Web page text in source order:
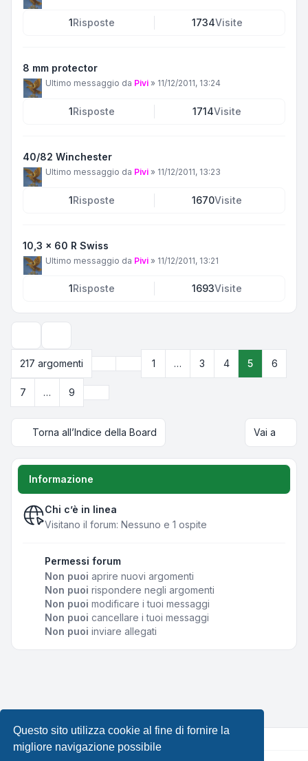
Questo sito utilizza cookie al fine di fornire la
migliore navigazione possibile
1Risposte 1734Visite
8 mm protector
Ultimo messaggio da Pivi » 11/12/2011, 13:24
1Risposte 1714Visite
40/82 Winchester
Ultimo messaggio da Pivi » 11/12/2011, 13:23
1Risposte 1670Visite
10,3 x 60 R Swiss
Ultimo messaggio da Pivi » 11/12/2011, 13:21
1 Risposte 1693Visite
217 argomenti
Pagina5di 9
Precedente
1 … 3 4 5 6
7 … 9
Torna all’Indice della Board Vai a
Informazione
Chi c’è in linea
Visitano il forum: Nessuno e 1 ospite
Permessi forum
Non puoi aprire nuovi argomenti
Non puoi rispondere negli argomenti
Non puoi modificare i tuoi messaggi
Non puoi cancellare i tuoi messaggi
Non puoi inviare allegati